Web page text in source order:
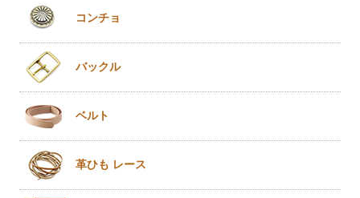
コンチョ
バックル
ベルト
革ひも レース